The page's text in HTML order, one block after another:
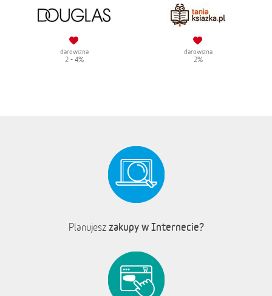
darowizna
2 - 4%
darowizna
2%
Planujesz zakupy w Internecie?